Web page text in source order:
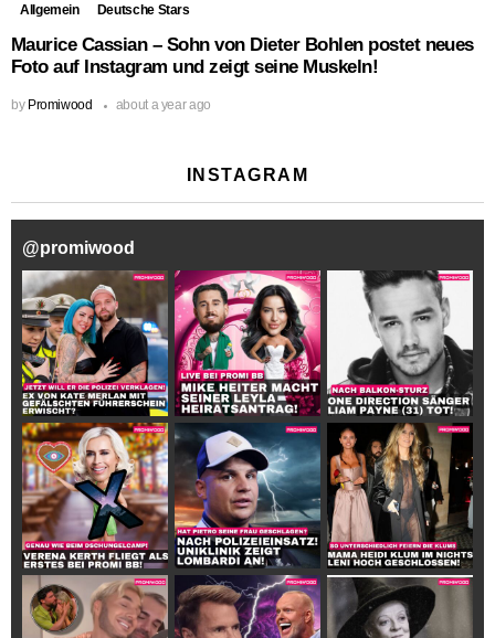
Allgemein Deutsche Stars
Maurice Cassian – Sohn von Dieter Bohlen postet neues
Foto auf Instagram und zeigt seine Muskeln!
by Promiwood about a year ago
INSTAGRAM
@promiwood